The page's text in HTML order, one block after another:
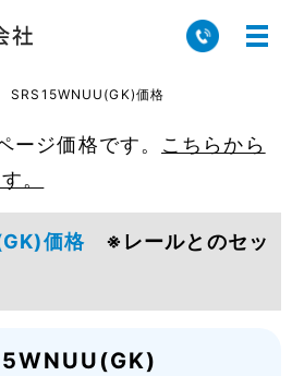
SRS15WNUU(GK)価格
ージ価格です。 こちらから
。
価格 ※レールとのセッ